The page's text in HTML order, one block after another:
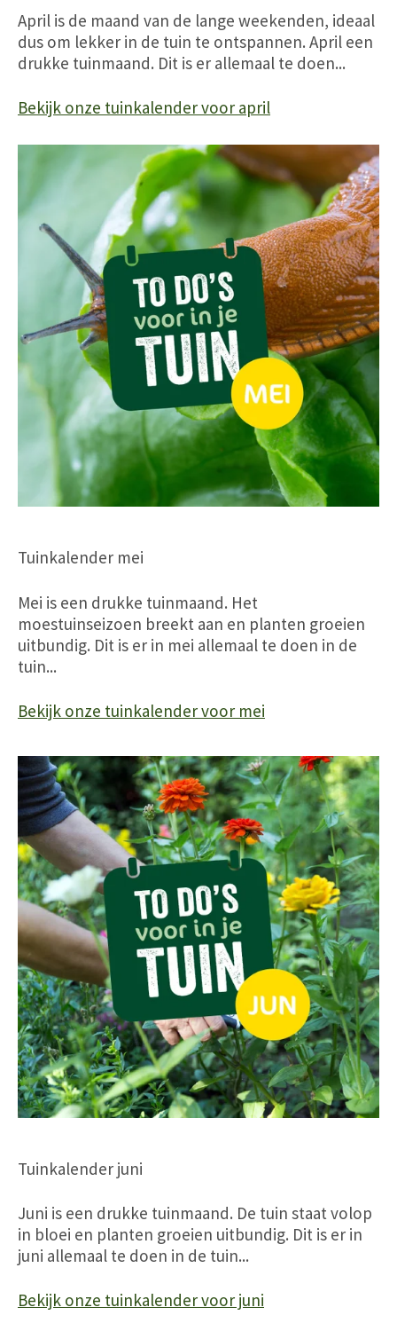
April is de maand van de lange weekenden, ideaal
dus om lekker in de tuin te ontspannen. April een
drukke tuinmaand. Dit is er allemaal te doen...
Bekijk onze tuinkalender voor april
Tuinkalender mei
Mei is een drukke tuinmaand. Het
moestuinseizoen breekt aan en planten groeien
uitbundig. Dit is er in mei allemaal te doen in de
tuin...
Bekijk onze tuinkalender voor mei
Tuinkalender juni
Juni is een drukke tuinmaand. De tuin staat volop
in bloei en planten groeien uitbundig. Dit is er in
juni allemaal te doen in de tuin...
Bekijk onze tuinkalender voor juni